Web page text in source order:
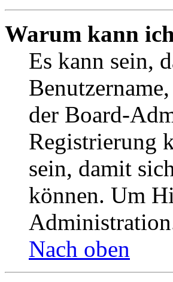
Warum kann
Es kann sein,
der Board-
Registrierung
sein, damit
können. Um
Nach oben